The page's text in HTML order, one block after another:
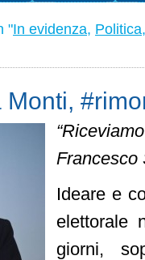
"In evidenza, Politica
Monti,
Francesco
Ideare e
elettorale
giorni,